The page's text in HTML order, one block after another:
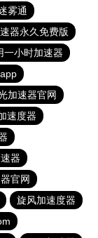
雾通
器永久免费版
一小时加速器
加速器官网
速度器
器
官网
旋风加速度器